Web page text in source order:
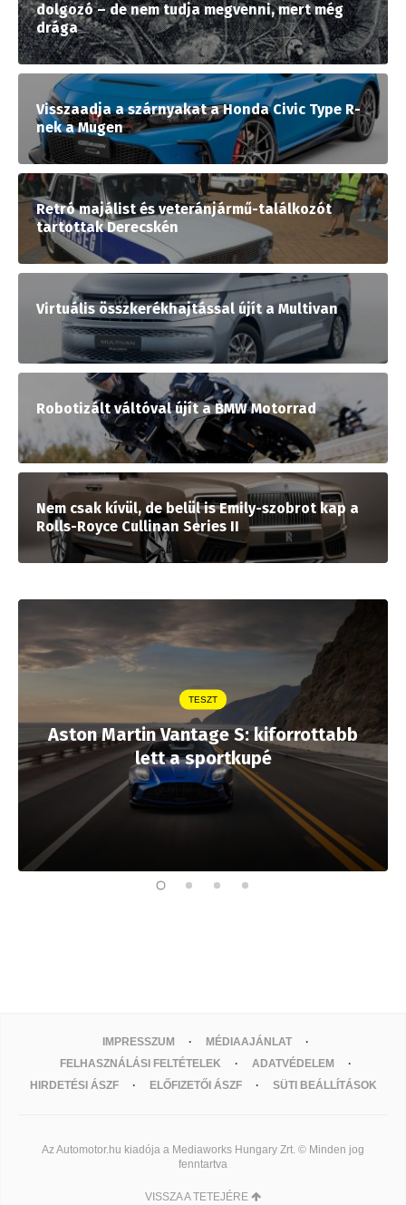
dolgozó – de nem tudja megvenni, mert még
drága
Visszaadja a szárnyakat a Honda Civic Type R-
nek a Mugen
Retró majálist és veteránjármű-találkozót
tartottak Derecskén
Virtuális összkerékhajtással újít a Multivan
Robotizált váltóval újít a BMW Motorrad
Nem csak kívül, de belül is Emily-szobrot kap a
Rolls-Royce Cullinan Series II
TESZT
Aston Martin Vantage S: kiforrottabb
lett a sportkupé
IMPRESSZUM
MÉDIAAJÁNLAT
FELHASZNÁLÁSI FELTÉTELEK
ADATVÉDELEM
HIRDETÉSI ÁSZF
ELŐFIZETŐI ÁSZF SÜTI BEÁLLÍTÁSOK
Az Automotor.hu kiadója a Mediaworks Hungary Zrt. © Minden jog
fenntartva
VISSZA A TETEJÉRE